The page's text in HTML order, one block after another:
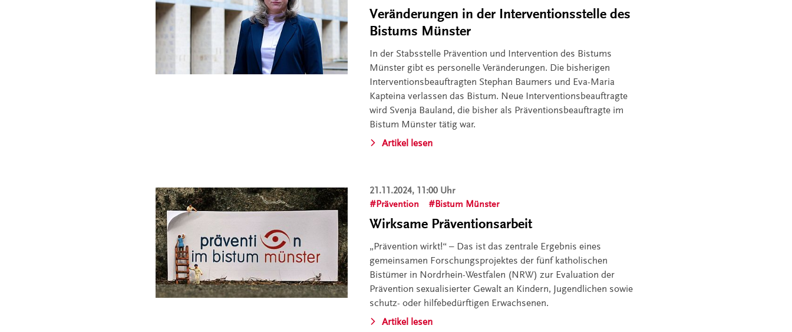
Veränderungen in der Interventionsstelle des
Bistums Münster
In der Stabsstelle Prävention und Intervention des Bistums
Münster gibt es personelle Veränderungen. Die bisherigen
Interventionsbeauftragten Stephan Baumers und Eva-Maria
Kapteina verlassen das Bistum. Neue Interventionsbeauftragte
wird Svenja Bauland, die bisher als Präventionsbeauftragte im
Bistum Münster tätig war.
Artikel lesen
21.11.2024, 11:00 Uhr
Prävention
Bistum Münster
Wirksame Präventionsarbeit
„Prävention wirkt!“ – Das ist das zentrale Ergebnis eines
gemeinsamen Forschungsprojektes der fünf katholischen
Bistümer in Nordrhein-Westfalen (NRW) zur Evaluation der
Prävention sexualisierter Gewalt an Kindern, Jugendlichen sowie
schutz- oder hilfebedürftigen Erwachsenen.
Artikel lesen